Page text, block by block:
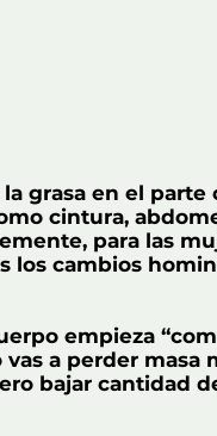
grasa en el parte
cintura,
para las
los cambios
empieza
a perder masa
bajar cantidad